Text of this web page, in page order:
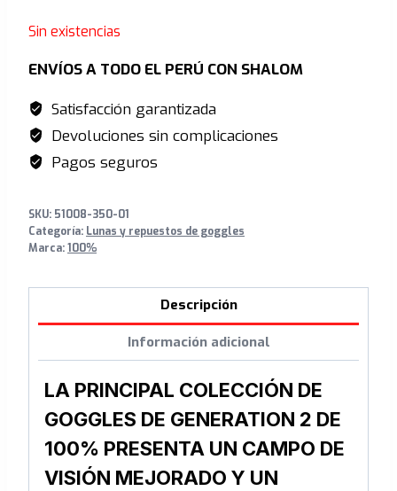
Sin existencias
ENVÍOS A TODO EL PERÚ CON SHALOM
Satisfacción garantizada
Devoluciones sin complicaciones
Pagos seguros
SKU: 51008-350-01
Categoría: Lunas y repuestos de goggles
Marca:100%
Descripción
Información adicional
LA PRINCIPAL COLECCIÓN DE
GOGGLES DE GENERATION 2 DE
100% PRESENTA UN CAMPO DE
VISIÓN MEJORADO Y UN